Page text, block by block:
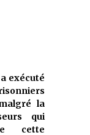
exécuté
la
qui
cette